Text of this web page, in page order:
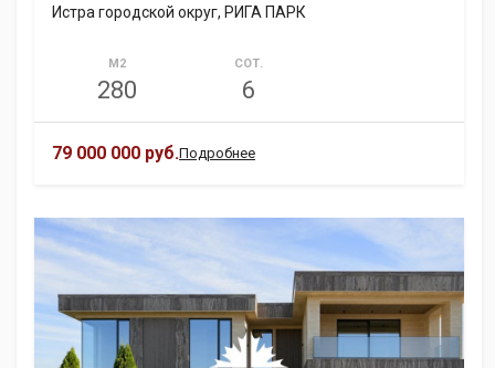
Истра городской округ, РИГА ПАРК
М2
280
СОТ.
6
79 000 000 руб.Подробнее